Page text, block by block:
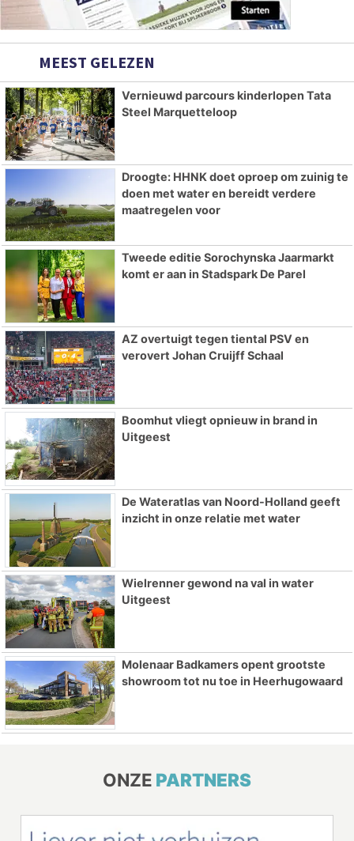
MEEST GELEZEN
Vernieuwd parcours kinderlopen Tata
Steel Marquetteloop
Droogte: HHNK doet oproep om zuinig te
doen met water en bereidt verdere
maatregelen voor
Tweede editie Sorochynska Jaarmarkt
komt er aan in Stadspark De Parel
AZ overtuigt tegen tiental PSV en
verovert Johan Cruijff Schaal
Boomhut vliegt opnieuw in brand in
Uitgeest
De Wateratlas van Noord-Holland geeft
inzicht in onze relatie met water
Wielrenner gewond na val in water
Uitgeest
Molenaar Badkamers opent grootste
showroom tot nu toe in Heerhugowaard
ONZE PARTNERS